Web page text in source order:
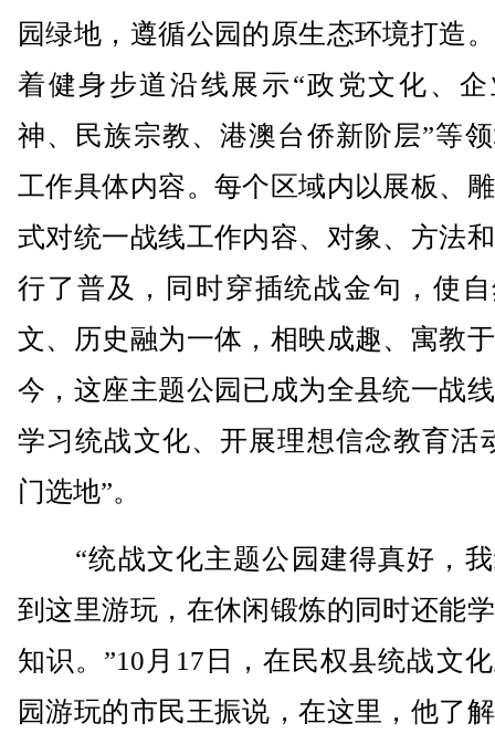
园绿地，遵循公园的原生态环境打造
着健身步道沿线展示“政党文化、
神、民族宗教、港澳台侨新阶层”等
工作具体内容。每个区域内以展板、
式对统一战线工作内容、对象、方法
行了普及，同时穿插统战金句，使
文、历史融为一体，相映成趣、寓教
今，这座主题公园已成为全县统一战
学习统战文化、开展理想信念教育活
门选地”。
“统战文化主题公园建得真好，我
到这里游玩，在休闲锻炼的同时还能
知识。”10月17日，在民权县统战文
园游玩的市民王振说，在这里，他了